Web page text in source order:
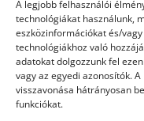
A legjobb felhasználói
technológiákat használunk,
eszközinformációkat és/
technológiákhoz való
adatokat dolgozzunk fel
vagy az egyedi azonosítók.
visszavonása hátrányosan
funkciókat.
Egyéb
Étel
Szolgáltatás